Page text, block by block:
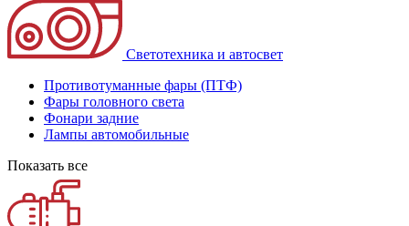
Светотехника и автосвет
Противотуманные фары (ПТФ)
Фары головного света
Фонари задние
Лампы автомобильные
Показать все